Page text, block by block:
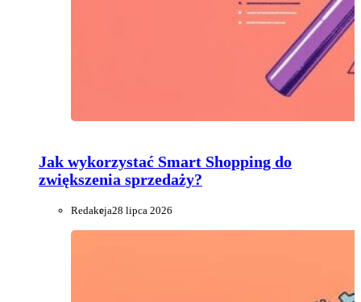
Jak wykorzystać Smart Shopping do
zwiększenia sprzedaży?
Redakcja28 lipca 2026